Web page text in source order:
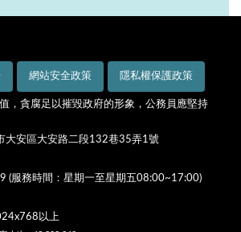
網站安全政策 隱私權保護政策
，貪腐足以摧毀政府的形象，公務員應堅持
大安區大安路二段132巷35弄1號
(服務時間：星期一至星期五08:00~17:00)
以上